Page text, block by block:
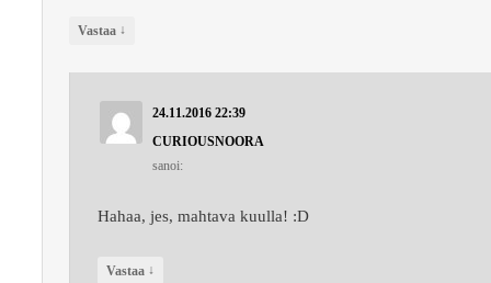
Vastaa ↓
24.11.2016 22:39
CURIOUSNOORA
sanoi:
Hahaa, jes, mahtava kuulla! :D
Vastaa ↓